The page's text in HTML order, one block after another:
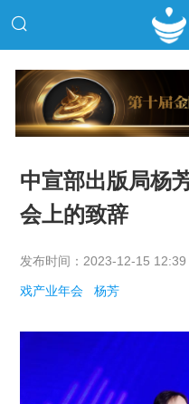
中宣部出版局杨
会上的致辞
发布时间：2023-12-15
戏产业年会 杨芳